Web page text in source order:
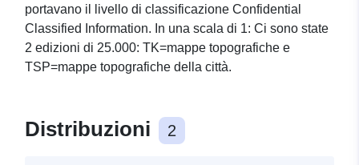
portavano il livello di classificazione Confidential
Classified Information. In una scala di 1: Ci sono state
2 edizioni di 25.000: TK=mappe topografiche e
TSP=mappe topografiche della città.
Distribuzioni 2